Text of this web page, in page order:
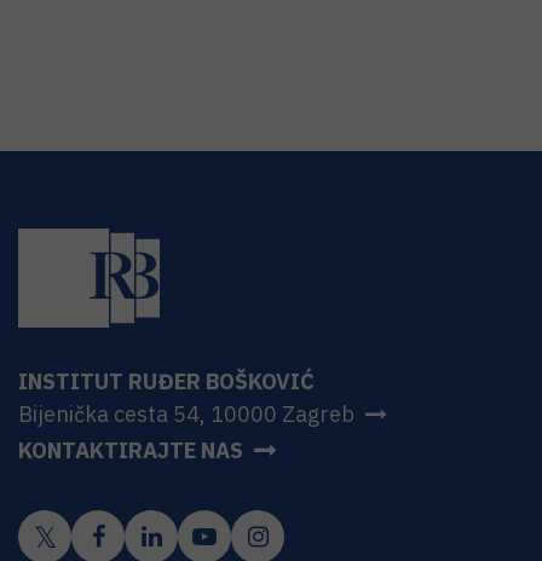
INSTITUT RUĐER BOŠKOVIĆ
Bijenička cesta 54, 10000 Zagreb
KONTAKTIRAJTE NAS